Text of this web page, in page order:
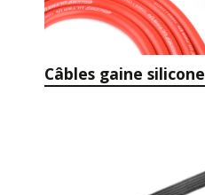
Câbles gaine silicone